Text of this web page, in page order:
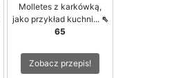
Molletes z karkówką,
jako przykład kuchni... ⇖
65
Zobacz przepis!